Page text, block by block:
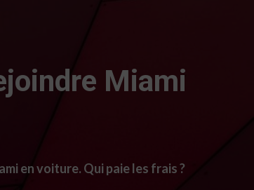
Miami
en voiture. Qui paie les frais ?